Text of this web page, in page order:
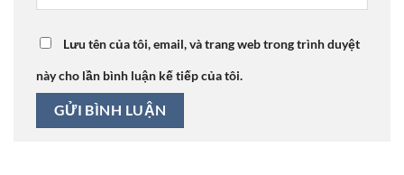
Lưu tên của tôi, email, và trang web trong trình duyệt
này cho lần bình luận kế tiếp của tôi.